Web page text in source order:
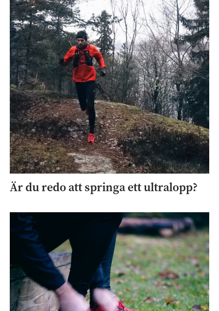
Är du redo att springa ett ultralopp?